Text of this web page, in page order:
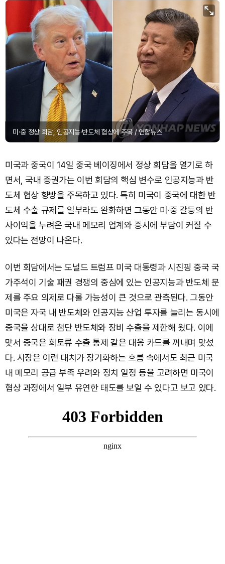
미·중 정상 회담, 인공지능·반도체 협상에 주목 / 연합뉴스
미국과 중국이 14일 중국 베이징에서 정상 회담을 열기로 하
면서, 국내 증권가는 이번 회담의 핵심 변수로 인공지능과 반
도체 협상 향방을 주목하고 있다. 특히 미국이 중국에 대한 반
도체 수출 규제를 일부라도 완화하면 그동안 미·중 갈등의 반
사이익을 누려온 국내 메모리 업계와 증시에 부담이 커질 수
있다는 전망이 나온다.
이번 회담에서는 도널드 트럼프 미국 대통령과 시진핑 중국 국
가주석이 기술 패권 경쟁의 중심에 있는 인공지능과 반도체 문
제를 주요 의제로 다룰 가능성이 큰 것으로 관측된다. 그동안
미국은 자국 내 반도체와 인공지능 산업 투자를 늘리는 동시에
중국을 상대로 첨단 반도체와 장비 수출을 제한해 왔다. 이에
맞서 중국은 희토류 수출 통제 같은 대응 카드를 꺼내며 맞섰
다. 시장은 이런 대치가 장기화하는 흐름 속에서도 최근 미국
내 메모리 공급 부족 우려와 정치 일정 등을 고려하면 미국이
협상 과정에서 일부 유연한 태도를 보일 수 있다고 보고 있다.